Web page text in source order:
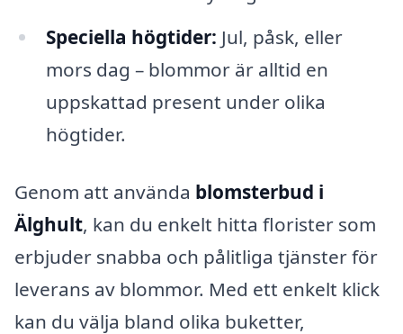
Speciella högtider: Jul, påsk, eller
mors dag – blommor är alltid en
uppskattad present under olika
högtider.
Genom att använda blomsterbud i
Älghult, kan du enkelt hitta florister som
erbjuder snabba och pålitliga tjänster för
leverans av blommor. Med ett enkelt klick
kan du välja bland olika buketter,